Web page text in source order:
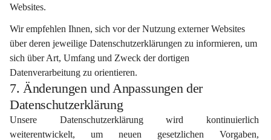
Websites.
Wir empfehlen Ihnen, sich vor der Nutzung externer Websites
über deren jeweilige Datenschutzerklärungen zu informieren, um
sich über Art, Umfang und Zweck der dortigen
Datenverarbeitung zu orientieren.
7. Änderungen und Anpassungen der
Datenschutzerklärung
Unsere Datenschutzerklärung wird kontinuierlich
weiterentwickelt, um neuen gesetzlichen Vorgaben,